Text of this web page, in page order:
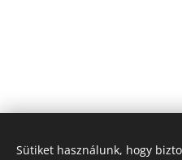
Sütiket használunk, hogy